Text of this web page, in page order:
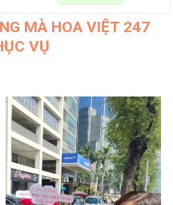
MÀ HOA VIỆT 247
VỤ